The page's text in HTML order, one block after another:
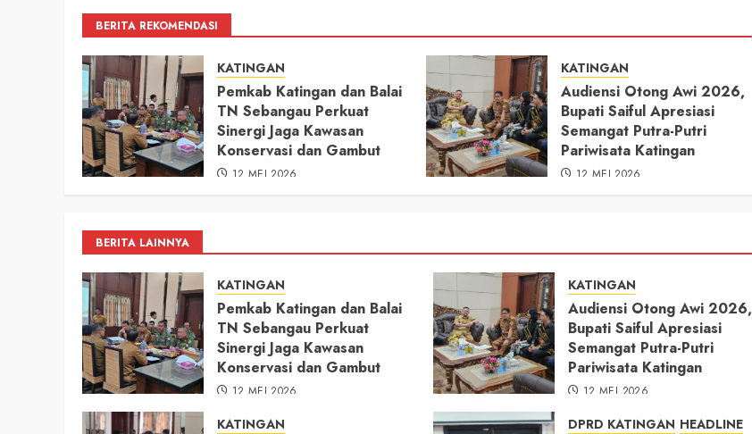
BERITA REKOMENDASI
KATINGAN
Pemkab Katingan dan Balai
TN Sebangau Perkuat
Sinergi Jaga Kawasan
Konservasi dan Gambut
12 MEI 2026
KATINGAN
Audiensi Otong Awi 2026,
Bupati Saiful Apresiasi
Semangat Putra-Putri
Pariwisata Katingan
12 MEI 2026
BERITA LAINNYA
KATINGAN
Pemkab Katingan dan Balai
TN Sebangau Perkuat
Sinergi Jaga Kawasan
Konservasi dan Gambut
12 MEI 2026
KATINGAN
Audiensi Otong Awi 2026,
Bupati Saiful Apresiasi
Semangat Putra-Putri
Pariwisata Katingan
12 MEI 2026
KATINGAN DPRD KATINGAN HEADLINE